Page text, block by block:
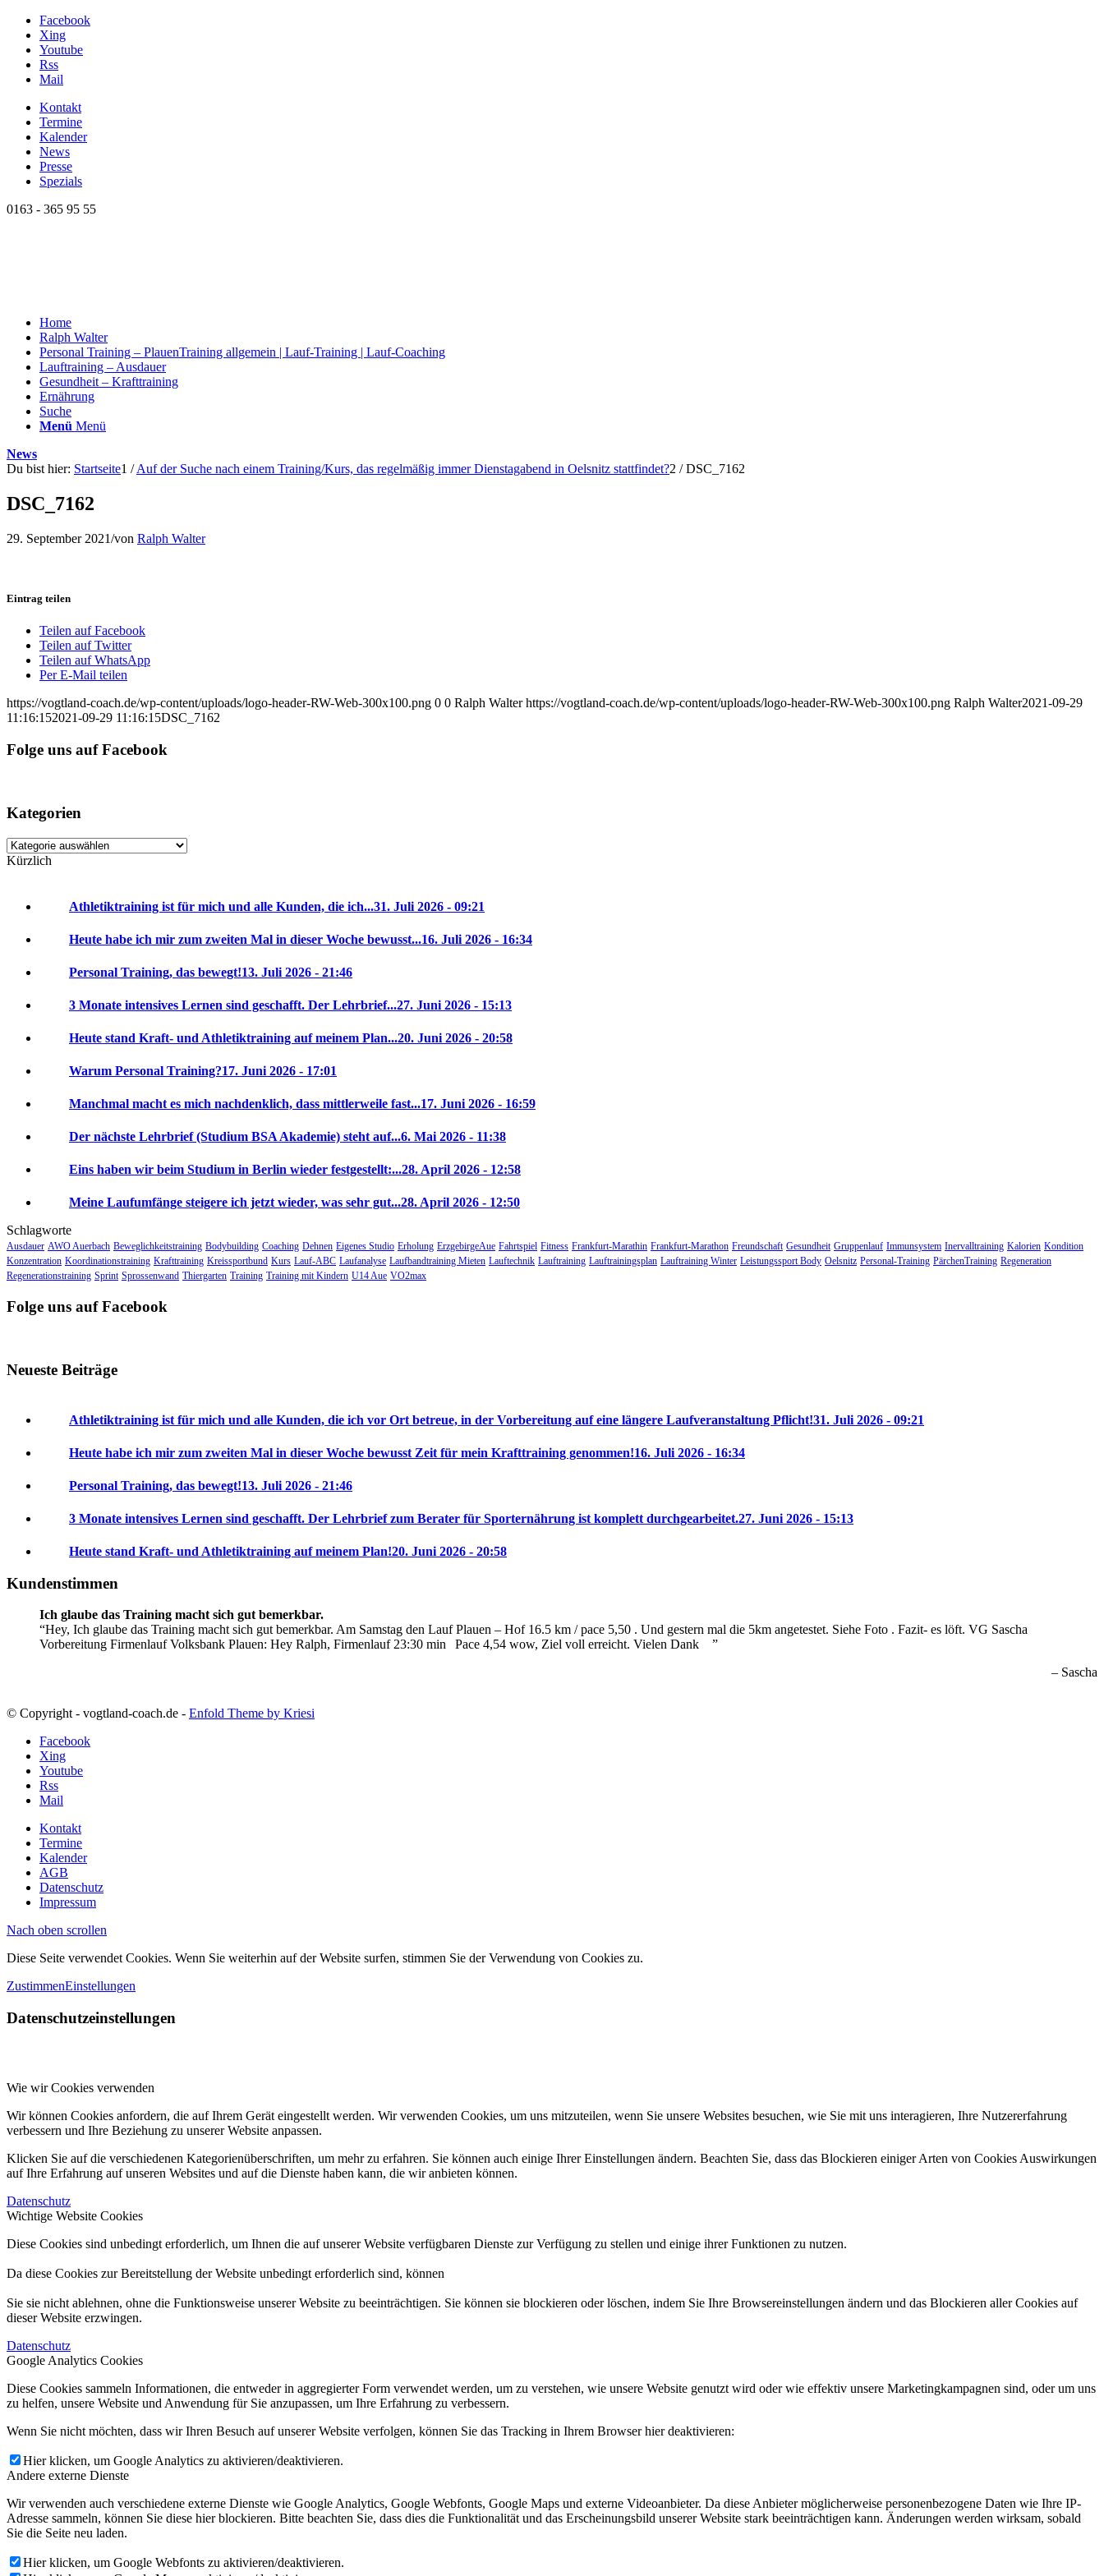
Facebook
Xing
Youtube
Rss
Mail
Kontakt
Termine
Kalender
News
Presse
Spezials
0163 - 365 95 55
Home
Ralph Walter
Personal Training – PlauenTraining allgemein | Lauf-Training | Lauf-Coaching
Lauftraining – Ausdauer
Gesundheit – Krafttraining
Ernährung
Suche
Menü Menü
News
Du bist hier: Startseite1 / Auf der Suche nach einem Training/Kurs, das regelmäßig immer Dienstagabend in Oelsnitz stattfindet?2 / DSC_7162
DSC_7162
29. September 2021/von Ralph Walter
Eintrag teilen
Teilen auf Facebook
Teilen auf Twitter
Teilen auf WhatsApp
Per E-Mail teilen
https://vogtland-coach.de/wp-content/uploads/logo-header-RW-Web-300x100.png 0 0 Ralph Walter https://vogtland-coach.de/wp-content/uploads/logo-header-RW-Web-300x100.png Ralph Walter2021-09-29
11:16:152021-09-29 11:16:15DSC_7162
Folge uns auf Facebook
Kategorien
Kategorien
Kürzlich
Athletiktraining ist für mich und alle Kunden, die ich...31. Juli 2026 - 09:21
Heute habe ich mir zum zweiten Mal in dieser Woche bewusst...16. Juli 2026 - 16:34
Personal Training, das bewegt!13. Juli 2026 - 21:46
3 Monate intensives Lernen sind geschafft. Der Lehrbrief...27. Juni 2026 - 15:13
Heute stand Kraft- und Athletiktraining auf meinem Plan...20. Juni 2026 - 20:58
Warum Personal Training?17. Juni 2026 - 17:01
Manchmal macht es mich nachdenklich, dass mittlerweile fast...17. Juni 2026 - 16:59
Der nächste Lehrbrief (Studium BSA Akademie) steht auf...6. Mai 2026 - 11:38
Eins haben wir beim Studium in Berlin wieder festgestellt:...28. April 2026 - 12:58
Meine Laufumfänge steigere ich jetzt wieder, was sehr gut...28. April 2026 - 12:50
Schlagworte
Ausdauer AWO Auerbach Beweglichkeitstraining Bodybuilding Coaching Dehnen Eigenes Studio Erholung ErzgebirgeAue Fahrtspiel Fitness Frankfurt-Marathin Frankfurt-Marathon Freundschaft Gesundheit Gruppenlauf Immunsystem Inervalltraining Kalorien Kondition
Konzentration Koordinationstraining Krafttraining Kreissportbund Kurs Lauf-ABC Laufanalyse Laufbandtraining Mieten Lauftechnik Lauftraining Lauftrainingsplan Lauftraining Winter Leistungssport Body Oelsnitz Personal-Training PärchenTraining Regeneration
Regenerationstraining Sprint Sprossenwand Thiergarten Training Training mit Kindern U14 Aue VO2max
Folge uns auf Facebook
Neueste Beiträge
Athletiktraining ist für mich und alle Kunden, die ich vor Ort betreue, in der Vorbereitung auf eine längere Laufveranstaltung Pflicht!31. Juli 2026 - 09:21
Heute habe ich mir zum zweiten Mal in dieser Woche bewusst Zeit für mein Krafttraining genommen!16. Juli 2026 - 16:34
Personal Training, das bewegt!13. Juli 2026 - 21:46
3 Monate intensives Lernen sind geschafft. Der Lehrbrief zum Berater für Sporternährung ist komplett durchgearbeitet.27. Juni 2026 - 15:13
Heute stand Kraft- und Athletiktraining auf meinem Plan!20. Juni 2026 - 20:58
Kundenstimmen
Ich glaube das Training macht sich gut bemerkbar.
Hey, Ich glaube das Training macht sich gut bemerkbar. Am Samstag den Lauf Plauen – Hof 16.5 km / pace 5,50 . Und gestern mal die 5km angetestet. Siehe Foto . Fazit- es löft. VG Sascha
Vorbereitung Firmenlauf Volksbank Plauen: Hey Ralph, Firmenlauf 23:30 min
Pace 4,54 wow, Ziel voll erreicht. Vielen Dank
Sascha
© Copyright - vogtland-coach.de - Enfold Theme by Kriesi
Facebook
Xing
Youtube
Rss
Mail
Kontakt
Termine
Kalender
AGB
Datenschutz
Impressum
Nach oben scrollen
Diese Seite verwendet Cookies. Wenn Sie weiterhin auf der Website surfen, stimmen Sie der Verwendung von Cookies zu.
ZustimmenEinstellungen
Datenschutzeinstellungen
Wie wir Cookies verwenden
Wir können Cookies anfordern, die auf Ihrem Gerät eingestellt werden. Wir verwenden Cookies, um uns mitzuteilen, wenn Sie unsere Websites besuchen, wie Sie mit uns interagieren, Ihre Nutzererfahrung
verbessern und Ihre Beziehung zu unserer Website anpassen.
Klicken Sie auf die verschiedenen Kategorienüberschriften, um mehr zu erfahren. Sie können auch einige Ihrer Einstellungen ändern. Beachten Sie, dass das Blockieren einiger Arten von Cookies Auswirkungen
auf Ihre Erfahrung auf unseren Websites und auf die Dienste haben kann, die wir anbieten können.
Datenschutz
Wichtige Website Cookies
Diese Cookies sind unbedingt erforderlich, um Ihnen die auf unserer Website verfügbaren Dienste zur Verfügung zu stellen und einige ihrer Funktionen zu nutzen.
Da diese Cookies zur Bereitstellung der Website unbedingt erforderlich sind, können
Sie sie nicht ablehnen, ohne die Funktionsweise unserer Website zu beeinträchtigen. Sie können sie blockieren oder löschen, indem Sie Ihre Browsereinstellungen ändern und das Blockieren aller Cookies auf
dieser Website erzwingen.
Datenschutz
Google Analytics Cookies
Diese Cookies sammeln Informationen, die entweder in aggregierter Form verwendet werden, um zu verstehen, wie unsere Website genutzt wird oder wie effektiv unsere Marketingkampagnen sind, oder um uns
zu helfen, unsere Website und Anwendung für Sie anzupassen, um Ihre Erfahrung zu verbessern.
Wenn Sie nicht möchten, dass wir Ihren Besuch auf unserer Website verfolgen, können Sie das Tracking in Ihrem Browser hier deaktivieren:
Hier klicken, um Google Analytics zu aktivieren/deaktivieren.
Andere externe Dienste
Wir verwenden auch verschiedene externe Dienste wie Google Analytics, Google Webfonts, Google Maps und externe Videoanbieter. Da diese Anbieter möglicherweise personenbezogene Daten wie Ihre IP-
Adresse sammeln, können Sie diese hier blockieren. Bitte beachten Sie, dass dies die Funktionalität und das Erscheinungsbild unserer Website stark beeinträchtigen kann. Änderungen werden wirksam, sobald
Sie die Seite neu laden.
Hier klicken, um Google Webfonts zu aktivieren/deaktivieren.